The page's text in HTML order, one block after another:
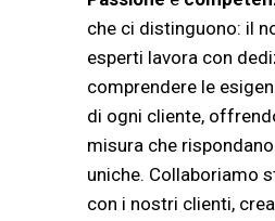
che ci distinguono: il
esperti lavora con
comprendere le
di ogni cliente,
misura che
uniche. Collaboriamo
con i nostri clienti,